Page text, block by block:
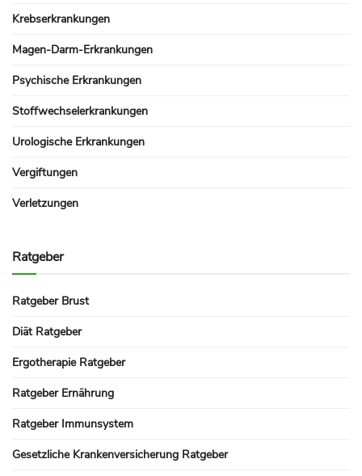
Krebserkrankungen
Magen-Darm-Erkrankungen
Psychische Erkrankungen
Stoffwechselerkrankungen
Urologische Erkrankungen
Vergiftungen
Verletzungen
Ratgeber
Ratgeber Brust
Diät Ratgeber
Ergotherapie Ratgeber
Ratgeber Ernährung
Ratgeber Immunsystem
Gesetzliche Krankenversicherung Ratgeber